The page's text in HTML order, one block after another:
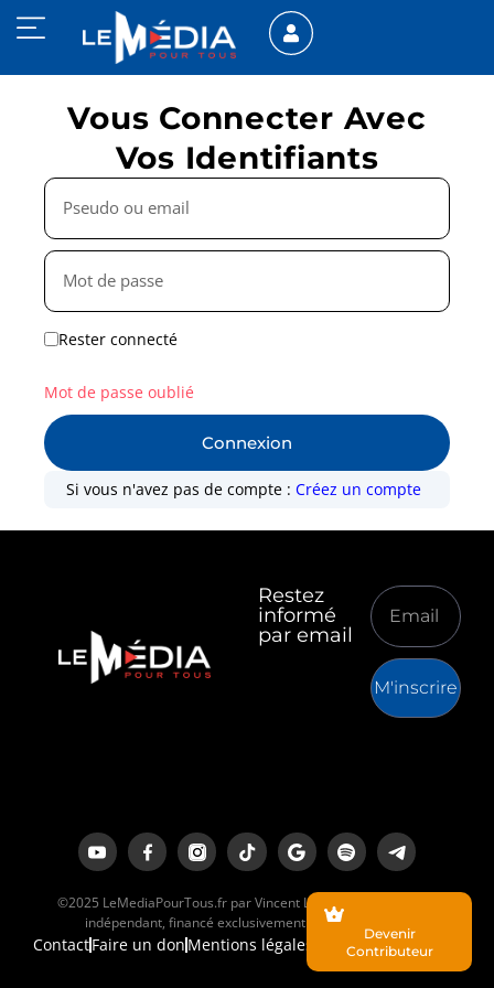
Vous Connecter Avec
Vos Identifiants
Rester connecté
Connexion
Mot de passe oublié
Si vous n'avez pas de compte :Créez un compte
Restez
informé
par email
M'inscrire
©2025 LeMediaPourTous.fr par Vincent Lapierre est un média
indépendant, financé exclusivement par ses lecteurs.
ContactFaire un don Mentions légales
Devenir
Contributeur